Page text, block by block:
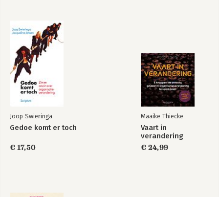
vinden dat ook het werken er leuker op
Bekijk alle boeken
Joop Swieringa
Gedoe komt er toch
€ 17,50
Maaike Thiecke
Vaart in
verandering
€ 24,99